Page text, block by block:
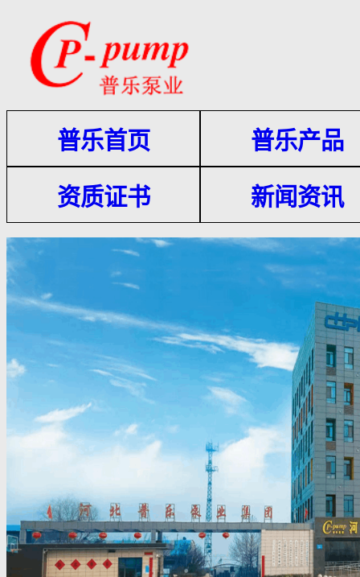
普乐首页 普乐产品
资质证书 新闻资讯